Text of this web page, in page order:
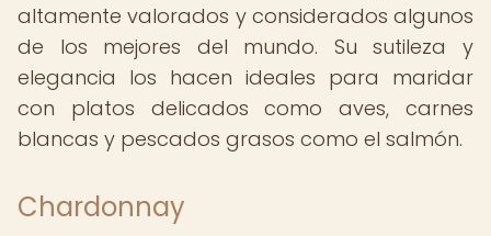
altamente valorados y considerados algunos
de los mejores del mundo. Su sutileza y
elegancia los hacen ideales para maridar
con platos delicados como aves, carnes
blancas y pescados grasos como el salmón.
Chardonnay